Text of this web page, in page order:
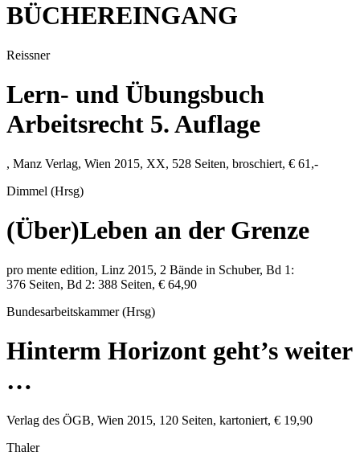
BÜCHEREINGANG
Reissner
Lern- und Übungsbuch
Arbeitsrecht 5. Auflage
, Manz Verlag, Wien 2015, XX, 528 Seiten, broschiert, € 61,-
Dimmel (Hrsg)
(Über)Leben an der Grenze
pro mente edition, Linz 2015, 2 Bände in Schuber, Bd 1:
376 Seiten, Bd 2: 388 Seiten, € 64,90
Bundesarbeitskammer (Hrsg)
Hinterm Horizont geht’s weiter
…
Verlag des ÖGB, Wien 2015, 120 Seiten, kartoniert, € 19,90
Thaler